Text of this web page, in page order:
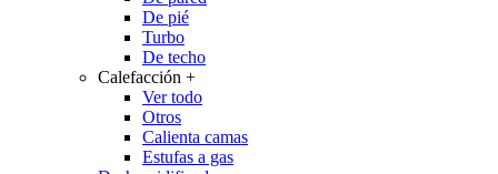
De pié
Turbo
De techo
Calefacción +
Ver todo
Otros
Calienta camas
Estufas a gas